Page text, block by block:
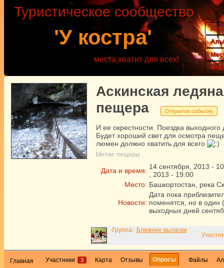
'У костра'
Туристическое сообщество
места хватит для всех!
Аскинская
пещера
Открытое событие
И ее окрестности. Поездка выходного
Будет хороший свет для осмотра
люмен должно хватить для всего
Метки: пещеры
Дата и время: 14 сентября 2013 -
2013 - 19:00
Место: Башкортостан, река
Новости:
Дата пока
поменятся, но в один
выходных дней
·Группа: Ближние вылазки
Главная Участники 3 Карта Отзывы Опросы Файлы